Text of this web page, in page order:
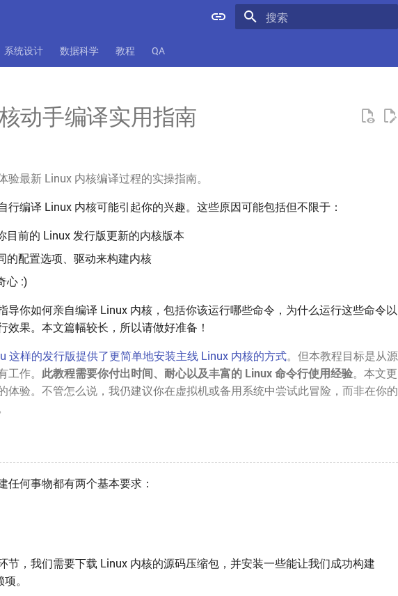
系统设计 数据科学 教程 QA
动手编译实用指南
验最新 Linux 内核编译过程的实操指南。
行编译 Linux 内核可能引起你的兴趣。这些原因可能包括但不限于：
目前的 Linux 发行版更新的内核版本
的配置选项、驱动来构建内核
心 :)
导你如何亲自编译 Linux 内核，包括你该运行哪些命令，为什么运行这些命令以
效果。本文篇幅较长，所以请做好准备！
这样的发行版提供了更简单地安装主线 Linux 内核的方式。但本教程目标是从源
工作。 此教程需要你付出时间、耐心以及丰富的 Linux 命令行使用经验。本文更
体验。不管怎么说，我仍建议你在虚拟机或备用系统中尝试此冒险，而非在你的
任何事物都有两个基本要求：
节，我们需要下载 Linux 内核的源码压缩包，并安装一些能让我们成功构建
。